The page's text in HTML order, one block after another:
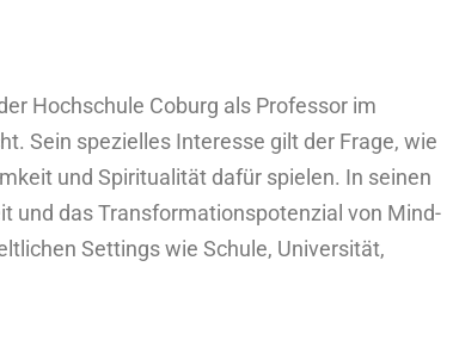
Hochschule Coburg als Professor im
Sein spezielles Interesse gilt der Frage, wie
und Spiritualität dafür spielen. In seinen
und das Transformationspotenzial von Mind-
Settings wie Schule, Universität,